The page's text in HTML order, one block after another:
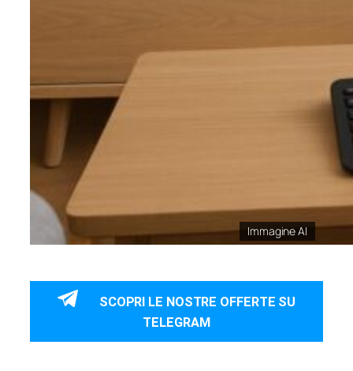
Immagine AI
SCOPRI LE NOSTRE OFFERTE SU
TELEGRAM